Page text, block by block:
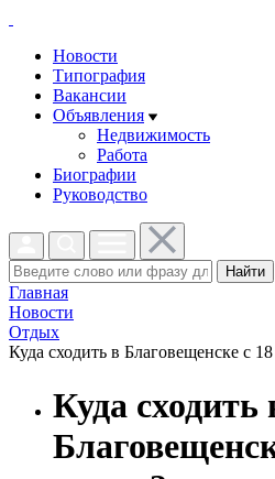
Новости
Типография
Вакансии
Объявления
Недвижимость
Работа
Биографии
Руководство
Найти
Главная
Новости
Отдых
Куда сходить в Благовещенске с
Куда сходить